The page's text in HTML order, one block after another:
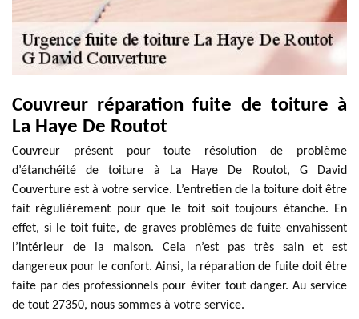
Couvreur réparation fuite de toiture à
La Haye De Routot
Couvreur présent pour toute résolution de problème
d’étanchéité de toiture à La Haye De Routot, G David
Couverture est à votre service. L’entretien de la toiture doit être
fait régulièrement pour que le toit soit toujours étanche. En
effet, si le toit fuite, de graves problèmes de fuite envahissent
l’intérieur de la maison. Cela n’est pas très sain et est
dangereux pour le confort. Ainsi, la réparation de fuite doit être
faite par des professionnels pour éviter tout danger. Au service
de tout 27350, nous sommes à votre service.